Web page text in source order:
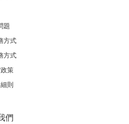
題
方式
方式
策
則
們